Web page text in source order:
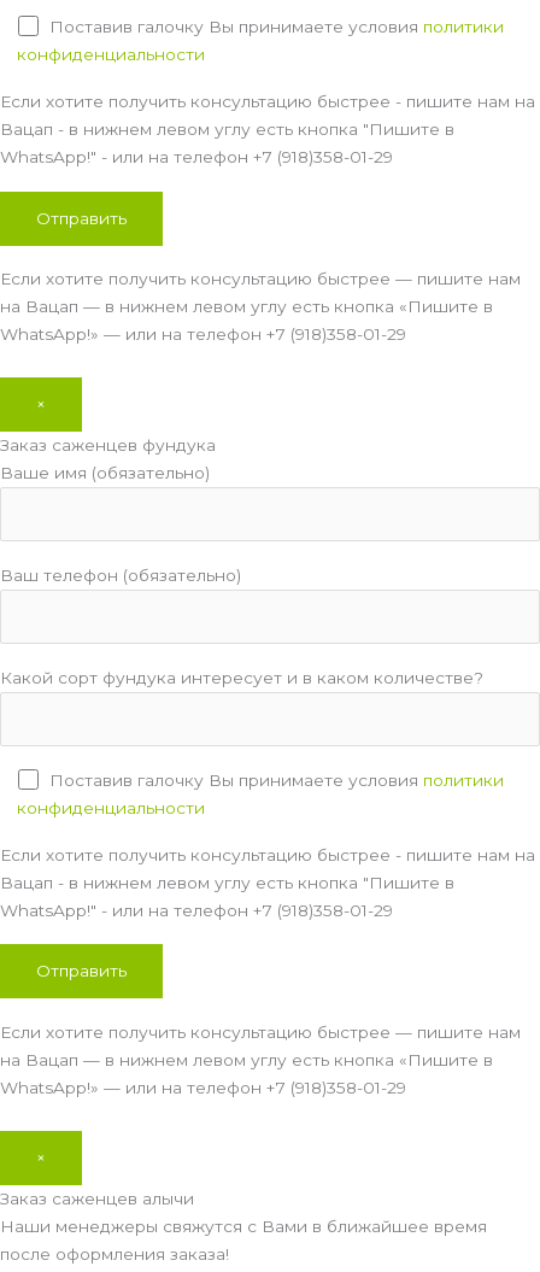
Поставив галочку Вы принимаете условия политики
конфиденциальности
Если хотите получить консультацию быстрее - пишите нам на
Вацап - в нижнем левом углу есть кнопка "Пишите в
WhatsApp!" - или на телефон +7 (918)358-01-29
Если хотите получить консультацию быстрее — пишите нам
на Вацап — в нижнем левом углу есть кнопка «Пишите в
WhatsApp!» — или на телефон +7 (918)358-01-29
×
Заказ саженцев фундука
Ваше имя (обязательно)
Ваш телефон (обязательно)
Какой сорт фундука интересует и в каком количестве?
Поставив галочку Вы принимаете условия политики
конфиденциальности
Если хотите получить консультацию быстрее - пишите нам на
Вацап - в нижнем левом углу есть кнопка "Пишите в
WhatsApp!" - или на телефон +7 (918)358-01-29
Если хотите получить консультацию быстрее — пишите нам
на Вацап — в нижнем левом углу есть кнопка «Пишите в
WhatsApp!» — или на телефон +7 (918)358-01-29
×
Заказ саженцев алычи
Наши менеджеры свяжутся с Вами в ближайшее время
после оформления заказа!